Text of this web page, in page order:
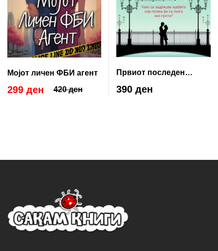
Мојот личен ФБИ агент
420 ден
299 ден
Првиот последен
бакнеж
390 ден